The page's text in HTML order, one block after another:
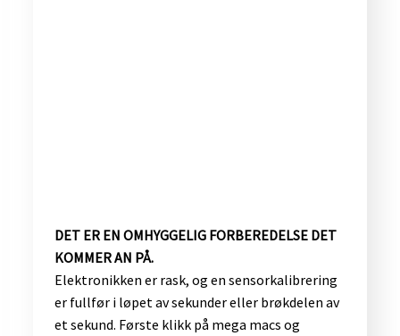
DET ER EN OMHYGGELIG FORBEREDELSE DET
KOMMER AN PÅ.
Elektronikken er rask, og en sensorkalibrering
er fullfør i løpet av sekunder eller brøkdelen av
et sekund. Første klikk på mega macs og